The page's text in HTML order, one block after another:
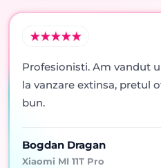
Profesionisti. Am vandut
la vanzare extinsa, pretul
bun.
Bogdan Dragan
Xiaomi MI 11T Pro